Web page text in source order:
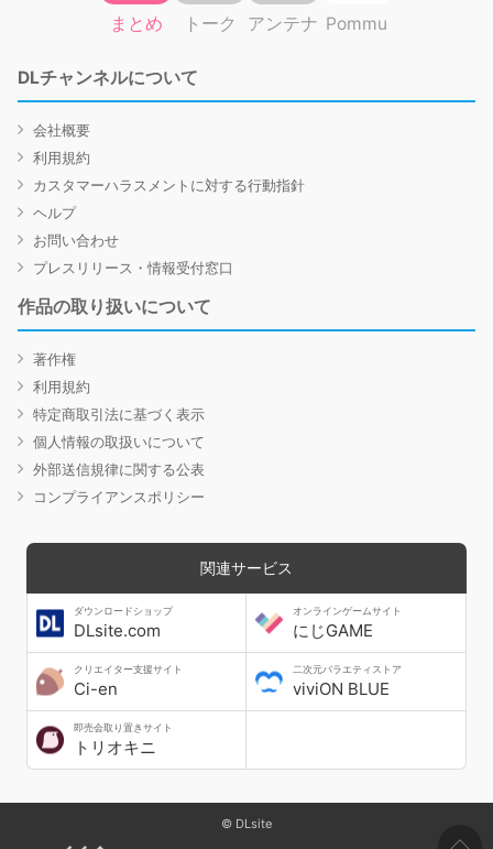
まとめ トーク アンテナ Pommu
DLチャンネルについて
会社概要
利用規約
カスタマーハラスメントに対する行動指針
ヘルプ
お問い合わせ
プレスリリース・情報受付窓口
作品の取り扱いについて
著作権
利用規約
特定商取引法に基づく表示
個人情報の取扱いについて
外部送信規律に関する公表
コンプライアンスポリシー
関連サービス
ダウンロードショップ
DLsite.com
オンラインゲームサイト
にじGAME
クリエイター支援サイト
Ci-en
二次元バラエティストア
viviON BLUE
即売会取り置きサイト
トリオキニ
© DLsite